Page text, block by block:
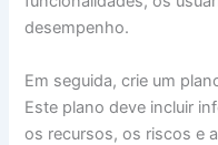
desempenho.
Em seguida, crie um
Este plano deve incluir
os recursos, os riscos e